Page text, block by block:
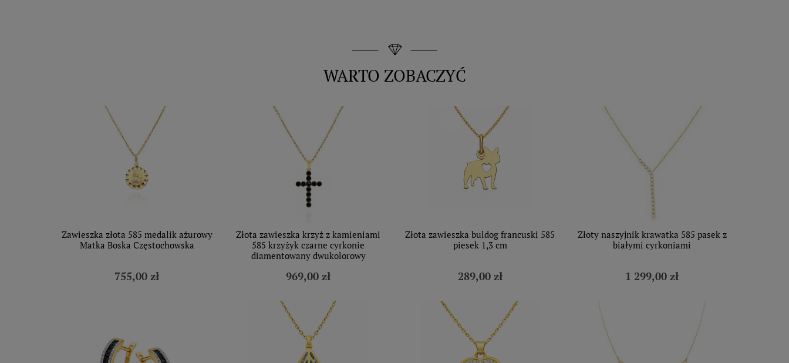
WARTO ZOBACZYĆ
Zawieszka złota 585 medalik ażurowy
Matka Boska Częstochowska
755,00 zł
Złota zawieszka krzyż z kamieniami
585 krzyżyk czarne cyrkonie
diamentowany dwukolorowy
969,00 zł
Złota zawieszka buldog francuski 585
piesek 1,3 cm
289,00 zł
Złoty naszyjnik krawatka 585 pasek z
białymi cyrkoniami
1 299,00 zł